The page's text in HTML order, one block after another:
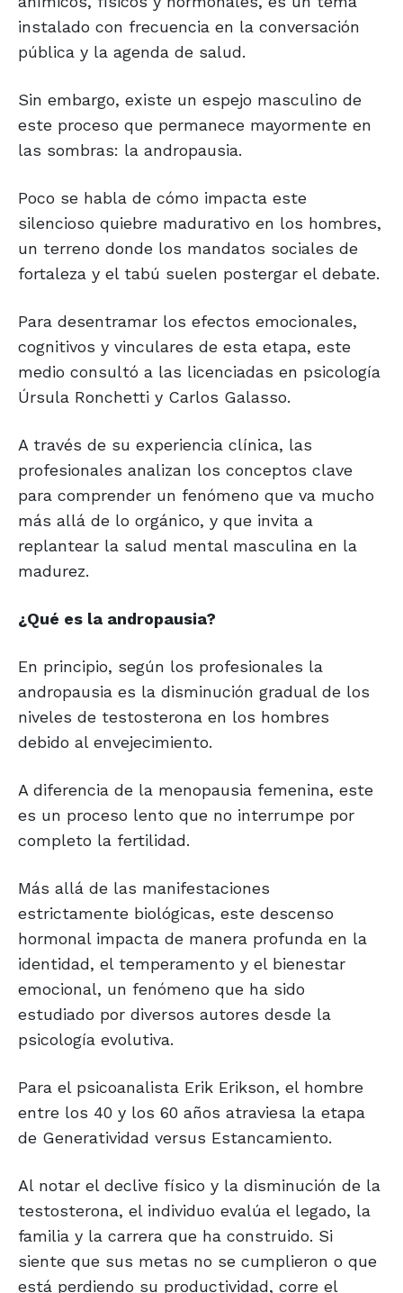
instalado con frecuencia en la conversación
pública y la agenda de salud.
Sin embargo, existe un espejo masculino de
este proceso que permanece mayormente en
las sombras: la andropausia.
Poco se habla de cómo impacta este
silencioso quiebre madurativo en los hombres,
un terreno donde los mandatos sociales de
fortaleza y el tabú suelen postergar el debate.
Para desentramar los efectos emocionales,
cognitivos y vinculares de esta etapa, este
medio consultó a las licenciadas en psicología
Úrsula Ronchetti y Carlos Galasso.
A través de su experiencia clínica, las
profesionales analizan los conceptos clave
para comprender un fenómeno que va mucho
más allá de lo orgánico, y que invita a
replantear la salud mental masculina en la
madurez.
¿Qué es la andropausia?
En principio, según los profesionales la
andropausia es la disminución gradual de los
niveles de testosterona en los hombres
debido al envejecimiento.
A diferencia de la menopausia femenina, este
es un proceso lento que no interrumpe por
completo la fertilidad.
Más allá de las manifestaciones
estrictamente biológicas, este descenso
hormonal impacta de manera profunda en la
identidad, el temperamento y el bienestar
emocional, un fenómeno que ha sido
estudiado por diversos autores desde la
psicología evolutiva.
Para el psicoanalista Erik Erikson, el hombre
entre los 40 y los 60 años atraviesa la etapa
de Generatividad versus Estancamiento.
Al notar el declive físico y la disminución de la
testosterona, el individuo evalúa el legado, la
familia y la carrera que ha construido. Si
siente que sus metas no se cumplieron o que
está perdiendo su productividad, corre el